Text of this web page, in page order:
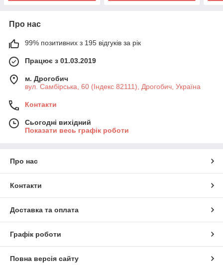
Про нас
99% позитивних з 195 відгуків за рік
Працює з 01.03.2019
м. Дрогобич
вул. Самбірська, 60 (Індекс 82111), Дрогобич, Україна
Контакти
Сьогодні вихідний
Показати весь графік роботи
Про нас
Контакти
Доставка та оплата
Графік роботи
Повна версія сайту